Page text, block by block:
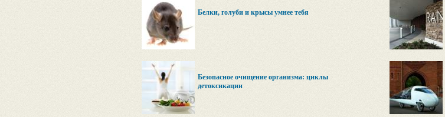
Белки, голуби и крысы умнее тебя
Безопасное очищение организма: циклы
детоксикации